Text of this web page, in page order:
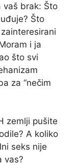
vaš brak: Što
Što
i ja
što svi
za “nečim
zemlji pušite
A koliko
seks nije
vas?